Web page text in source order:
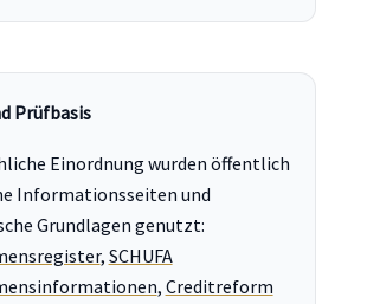
Prüfbasis
Einordnung wurden öffentlich
Informationsseiten und
Grundlagen genutzt:
, SCHUFA
, Creditreform